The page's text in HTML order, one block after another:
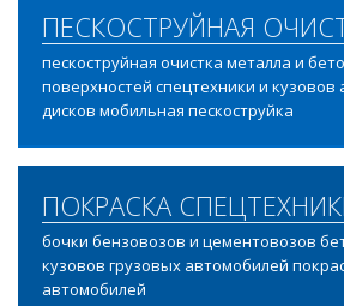
ПЕСКОСТРУЙНАЯ
пескоструйная очистка металла и
поверхностей спецтехники и кузовов
дисков мобильная пескоструйка
ПОКРАСКА
бочки бензовозов и цементовозов
кузовов грузовых автомобилей
автомобилей